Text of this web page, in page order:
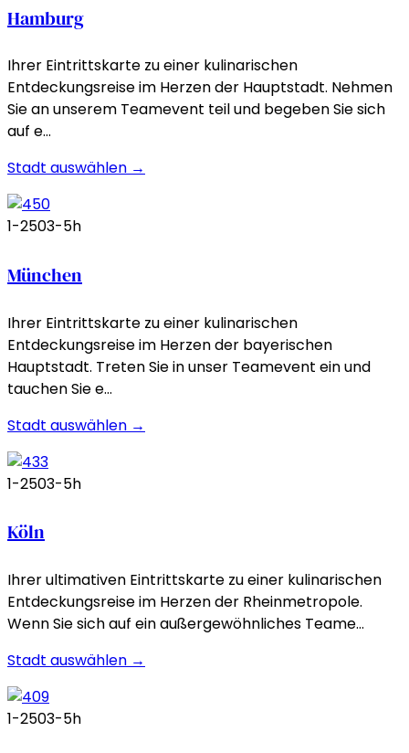
Hamburg
Ihrer Eintrittskarte zu einer kulinarischen
Entdeckungsreise im Herzen der Hauptstadt. Nehmen
Sie an unserem Teamevent teil und begeben Sie sich
auf e…
Stadt auswählen →
1-2503-5h
München
Ihrer Eintrittskarte zu einer kulinarischen
Entdeckungsreise im Herzen der bayerischen
Hauptstadt. Treten Sie in unser Teamevent ein und
tauchen Sie e…
Stadt auswählen →
1-2503-5h
Köln
Ihrer ultimativen Eintrittskarte zu einer kulinarischen
Entdeckungsreise im Herzen der Rheinmetropole.
Wenn Sie sich auf ein außergewöhnliches Teame…
Stadt auswählen →
1-2503-5h